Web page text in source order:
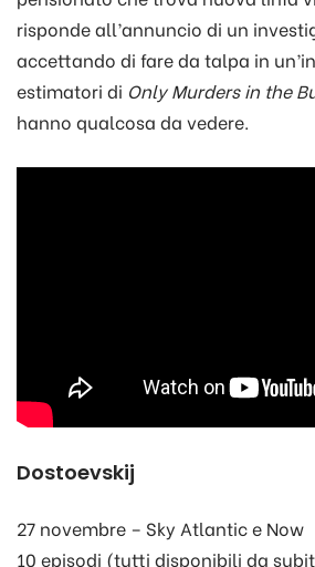
risponde all’annuncio di un
accettando di fare da talpa in
estimatori di Only Murders in the
hanno qualcosa da vedere.
Dostoevskij
27 novembre – Sky Atlantic e Now
10 episodi (tutti disponibili da